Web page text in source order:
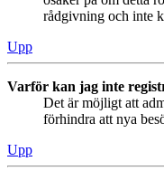
rådgivning och inte
Upp
Varför kan jag inte
Det är möjligt att
förhindra att nya
Upp